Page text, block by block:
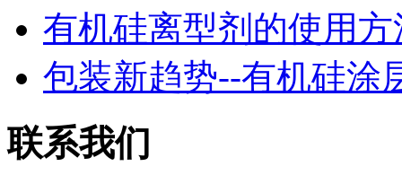
有机硅离型剂的使用方
包装新趋势--有机硅涂
联系我们